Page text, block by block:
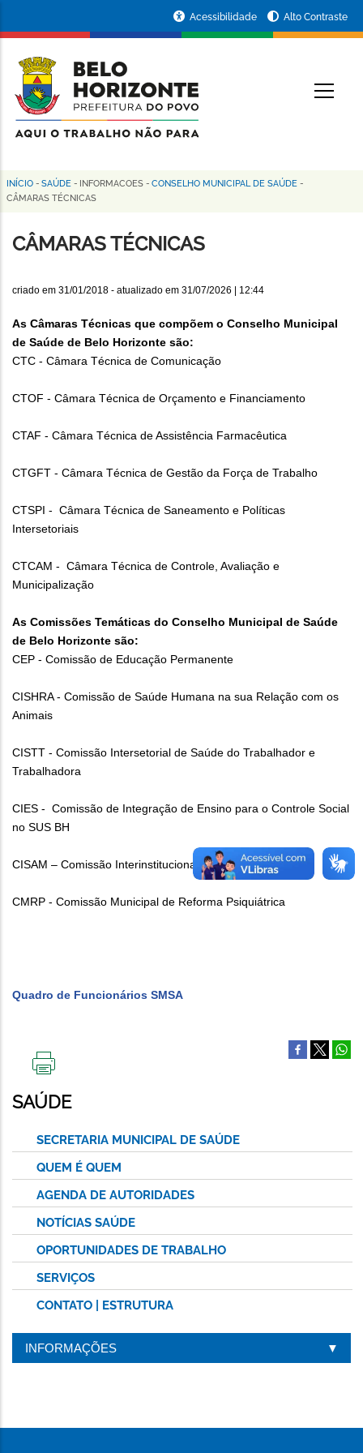
conteúdo
principal
da
Prefeitura
de
Horizonte
Acessibilidade Alto Contraste
Trilha
navegação
INÍCIO - SAÚDE - INFORMACOES - CONSELHO MUNICIPAL DE SAÚDE -
CÂMARAS TÉCNICAS
CÂMARAS TÉCNICAS
criado em 31/01/2018 - atualizado em 31/07/2026 | 12:44
As Câmaras Técnicas que compõem o Conselho Municipal
de Saúde de Belo Horizonte são:
CTC - Câmara Técnica de Comunicação
CTOF - Câmara Técnica de Orçamento e Financiamento
CTAF - Câmara Técnica de Assistência Farmacêutica
CTGFT - Câmara Técnica de Gestão da Força de Trabalho
CTSPI - Câmara Técnica de Saneamento e Políticas
Intersetoriais
CTCAM - Câmara Técnica de Controle, Avaliação e
Municipalização
As Comissões Temáticas do Conselho Municipal de Saúde
de Belo Horizonte são:
CEP - Comissão de Educação Permanente
CISHRA - Comissão de Saúde Humana na sua Relação com os
Animais
CISTT - Comissão Intersetorial de Saúde do Trabalhador e
Trabalhadora
CIES - Comissão de Integração de Ensino para o Controle Social
no SUS BH
CISAM – Comissão Interinstitucional de Saúde da Mulher
CMRP - Comissão Municipal de Reforma Psiquiátrica
Quadro de Funcionários SMSA
ESTA
PÁGINA
SAÚDE
SECRETARIA MUNICIPAL DE SAÚDE
QUEM É QUEM
AGENDA DE AUTORIDADES
NOTÍCIAS SAÚDE
OPORTUNIDADES DE TRABALHO
SERVIÇOS
CONTATO | ESTRUTURA
INFORMAÇÕES